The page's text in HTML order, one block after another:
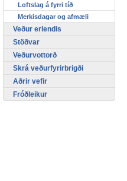
Loftslag á fyrri tíð
Merkisdagar og afmæli
Veður erlendis
Stöðvar
Veðurvottorð
Skrá veðurfyrirbrigði
Aðrir vefir
Fróðleikur